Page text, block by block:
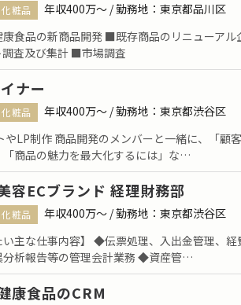
化粧品
年収400万〜 / 勤務地：東京都品川区
食品の新商品開発 ■既存商品のリニューア
査及び集計 ■市場調査
ナー
化粧品
年収400万〜 / 勤務地：東京都渋谷区
LP制作 商品開発のメンバーと一緒に、「顧
「商品の魅力を最大化するには」な…
容ECブランド 経理財務部
化粧品
年収400万〜 / 勤務地：東京都渋谷区
い主な仕事内容】 ◆伝票処理、入出金管理、
分析報告等の管理会計業務 ◆資産管…
康食品のCRM